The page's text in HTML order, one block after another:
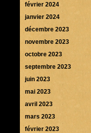
février 2024
janvier 2024
décembre 2023
novembre 2023
octobre 2023
septembre 2023
juin 2023
mai 2023
avril 2023
mars 2023
février 2023